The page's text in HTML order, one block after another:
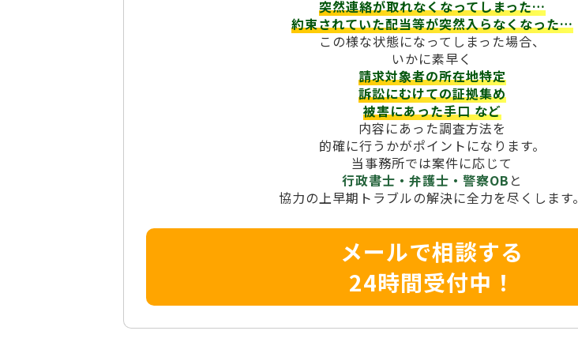
突然連絡が取れなくなってしまった…
約束されていた配当等が突然入らなくなった…
この様な状態になってしまった場合、
いかに素早く
請求対象者の所在地特定
訴訟にむけての証拠集め
被害にあった手口など
内容にあった調査方法を
的確に行うかがポイントになります。
当事務所では案件に応じて
行政書士・弁護士・警察OB と
協力の上早期トラブルの解決に全力を尽くします。
メールで相談する
24時間受付中！